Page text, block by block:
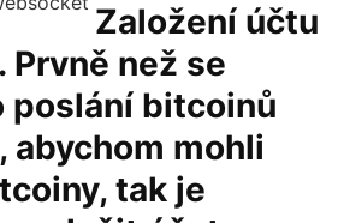
Založení účtu
Prvně než se
poslání bitcoinů
abychom mohli
tak je